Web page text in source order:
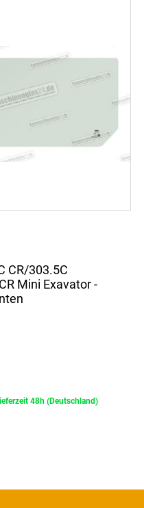
CR/303.5C
Mini Exavator -
48h (Deutschland)